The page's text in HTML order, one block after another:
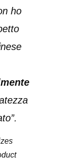
ho